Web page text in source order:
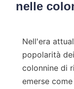
nelle
Nell'era
popolarità
colonnine di
emerse